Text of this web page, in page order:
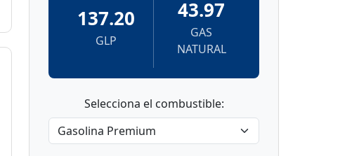
137.20
GLP
43.97
GAS
NATURAL
Selecciona el combustible: